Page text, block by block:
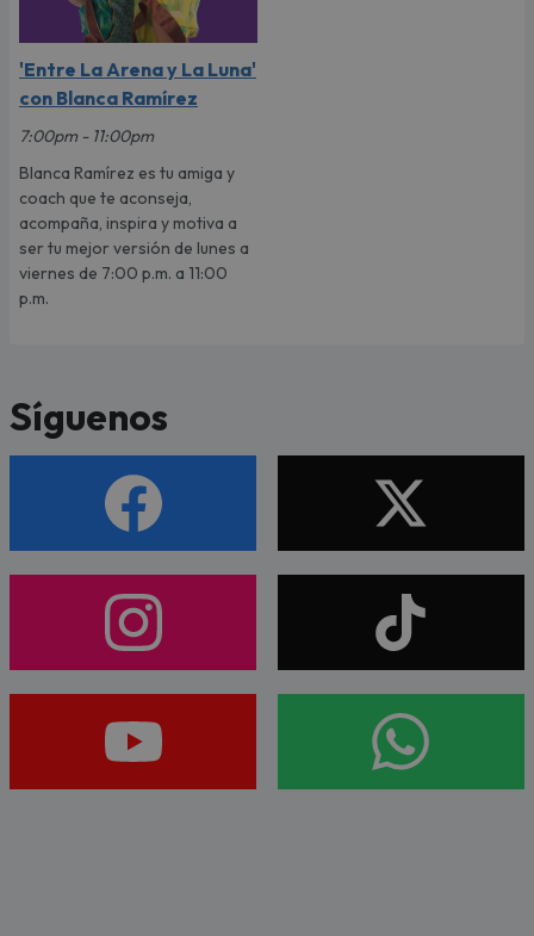
'Entre La Arena y La Luna'
con Blanca Ramírez
7:00pm - 11:00pm
Blanca Ramírez es tu amiga y
coach que te aconseja,
acompaña, inspira y motiva a
ser tu mejor versión de lunes a
viernes de 7:00 p.m. a 11:00
p.m.
Síguenos